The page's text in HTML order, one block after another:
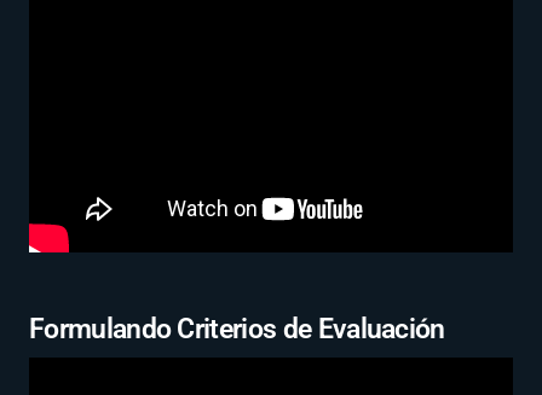
Formulando Criterios de Evaluación